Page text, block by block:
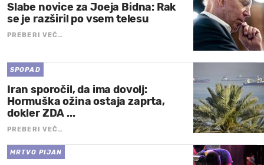
Slabe novice za Joeja Bidna: Rak
se je razširil po vsem telesu
PREBERI VEČ…
SPOPAD
Iran sporočil, da ima dovolj:
Hormuška ožina ostaja zaprta,
dokler ZDA ...
PREBERI VEČ…
MRTVO PIJAN